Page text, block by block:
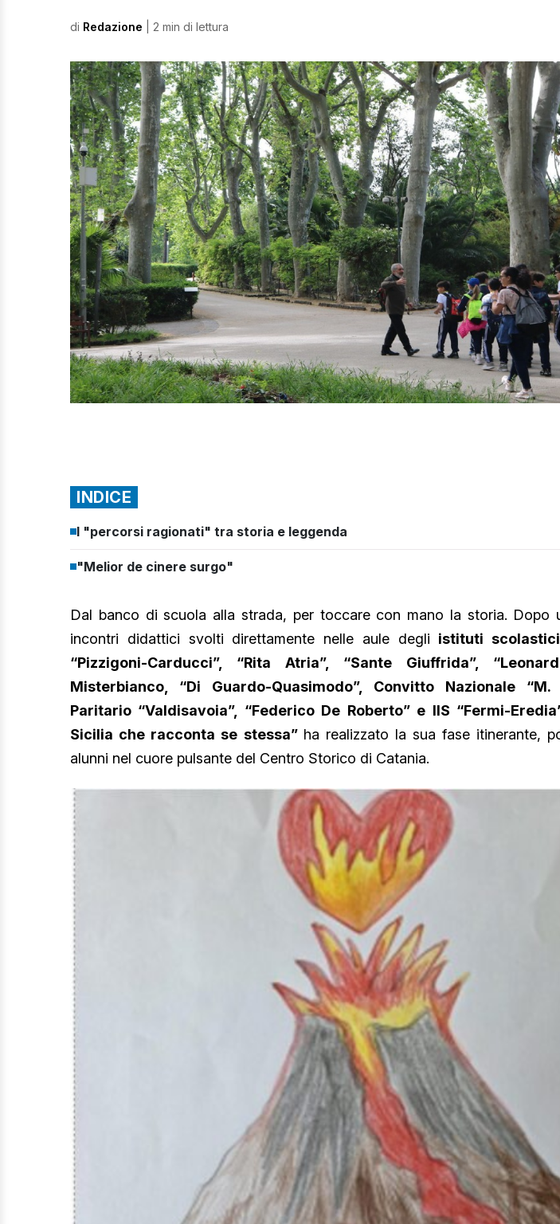
di Redazione | 2 min di lettura
INDICE
I "percorsi ragionati" tra storia e leggenda
"Melior de cinere surgo"
Dal banco di scuola alla strada, per toccare con mano la storia. Dopo
incontri didattici svolti direttamente nelle aule degli istituti scolastici
“Pizzigoni-Carducci”, “Rita Atria”, “Sante Giuffrida”,
Misterbianco, “Di Guardo-Quasimodo”, Convitto Nazionale
Paritario “Valdisavoia”, “Federico De Roberto” e IIS “Fermi-
Sicilia che racconta se stessa” ha realizzato la sua fase itinerante,
alunni nel cuore pulsante del Centro Storico di Catania.